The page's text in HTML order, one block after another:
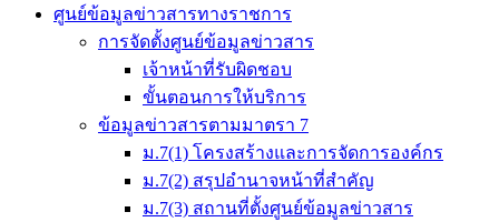
ศูนย์ข้อมูลข่าวสารทางราชการ
การจัดตั้งศูนย์ข้อมูลข่าวสาร
เจ้าหน้าที่รับผิดชอบ
ขั้นตอนการให้บริการ
ข้อมูลข่าวสารตามมาตรา 7
ม.7(1) โครงสร้างและการจัดการองค์กร
ม.7(2) สรุปอำนาจหน้าที่สำคัญ
ม.7(3) สถานที่ตั้งศูนย์ข้อมูลข่าวสาร